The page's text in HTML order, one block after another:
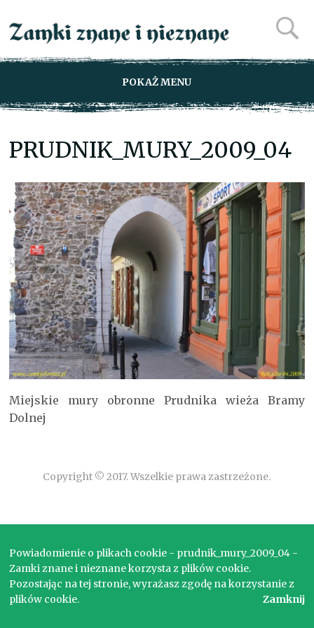
POKAŻ MENU
PRUDNIK_MURY_2009_04
Miejskie mury obronne Prudnika wieża Bramy
Dolnej
Copyright © 2017. Wszelkie prawa zastrzeżone.
Powiadomienie o plikach cookie - prudnik_mury_2009_04 -
Zamki znane i nieznane korzysta z plików cookie.
Pozostając na tej stronie, wyrażasz zgodę na korzystanie z
plików cookie.
Zamknij